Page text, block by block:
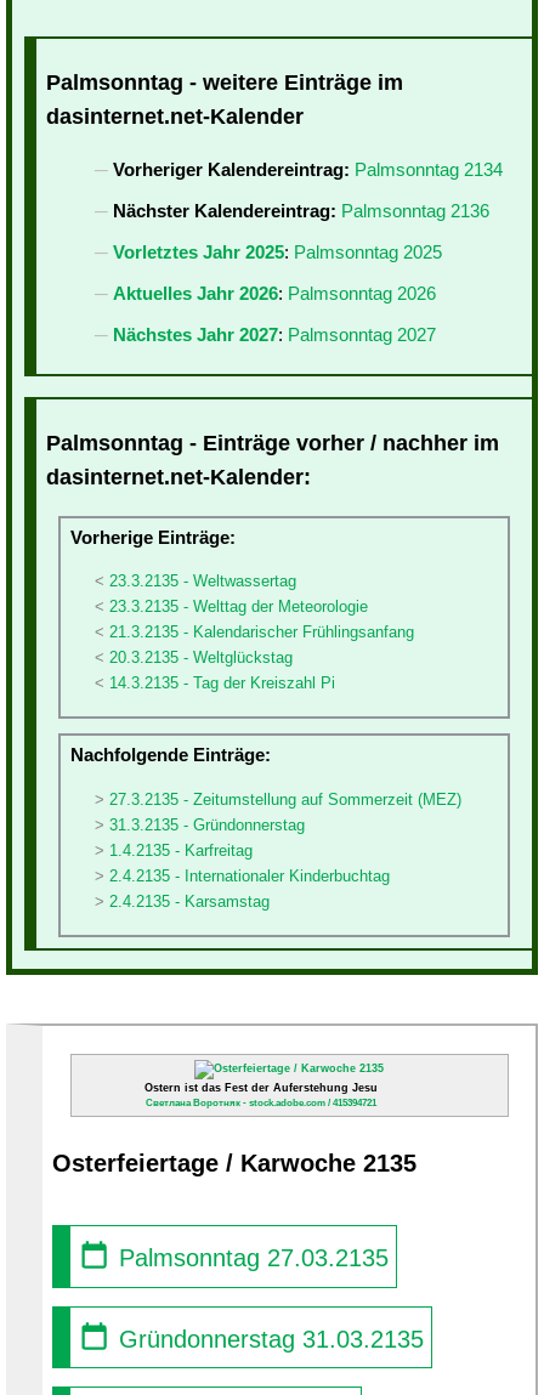
Palmsonntag - weitere Einträge im
dasinternet.net-Kalender
Vorheriger Kalendereintrag: Palmsonntag 2134
Nächster Kalendereintrag: Palmsonntag 2136
Vorletztes Jahr 2025: Palmsonntag 2025
Aktuelles Jahr 2026: Palmsonntag 2026
Nächstes Jahr 2027: Palmsonntag 2027
Palmsonntag - Einträge vorher / nachher im
dasinternet.net-Kalender:
Vorherige Einträge:
23.3.2135 - Weltwassertag
23.3.2135 - Welttag der Meteorologie
21.3.2135 - Kalendarischer Frühlingsanfang
20.3.2135 - Weltglückstag
14.3.2135 - Tag der Kreiszahl Pi
Nachfolgende Einträge:
27.3.2135 - Zeitumstellung auf Sommerzeit (MEZ)
31.3.2135 - Gründonnerstag
1.4.2135 - Karfreitag
2.4.2135 - Internationaler Kinderbuchtag
2.4.2135 - Karsamstag
Ostern ist das Fest der Auferstehung Jesu
Светлана Воротняк - stock.adobe.com / 415394721
Osterfeiertage / Karwoche 2135
Palmsonntag 27.03.2135
Gründonnerstag 31.03.2135